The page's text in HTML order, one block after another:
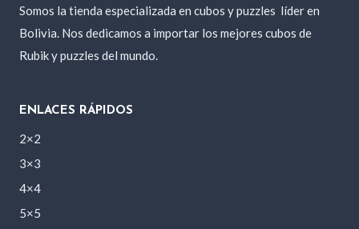
Somos la tienda especializada en cubos y puzzles líder en
Bolivia. Nos dedicamos a importar los mejores cubos de
Rubik y puzzles del mundo.
ENLACES RÁPIDOS
2×2
3×3
4×4
5×5